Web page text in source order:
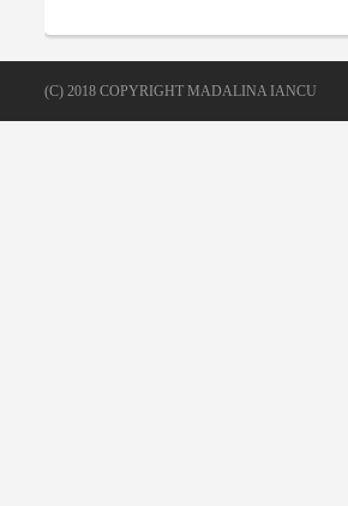
(C) 2018 COPYRIGHT MADALINA IANCU